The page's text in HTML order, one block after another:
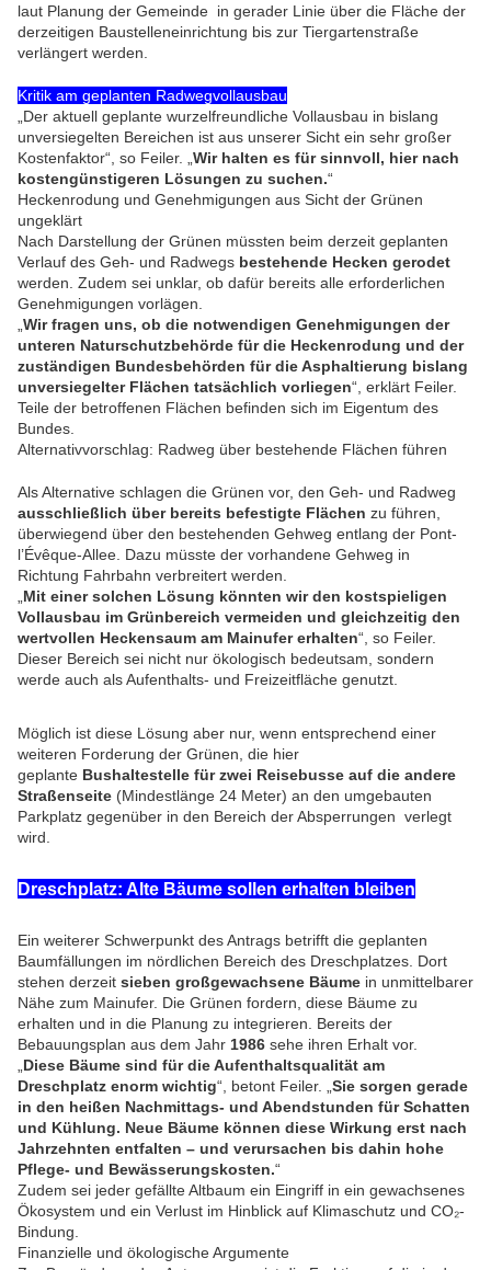
laut Planung der Gemeinde in gerader Linie über die Fläche der
derzeitigen Baustelleneinrichtung bis zur Tiergartenstraße
verlängert werden.
Kritik am geplanten Radwegvollausbau
„Der aktuell geplante wurzelfreundliche Vollausbau in bislang
unversiegelten Bereichen ist aus unserer Sicht ein sehr großer
Kostenfaktor“, so Feiler. „ Wir halten es für sinnvoll, hier nach
kostengünstigeren Lösungen zu suchen.“
Heckenrodung und Genehmigungen aus Sicht der Grünen
ungeklärt
Nach Darstellung der Grünen müssten beim derzeit geplanten
Verlauf des Geh- und Radwegs bestehende Hecken gerodet
werden. Zudem sei unklar, ob dafür bereits alle erforderlichen
Genehmigungen vorlägen.
Wir fragen uns, ob die notwendigen Genehmigungen der
unteren Naturschutzbehörde für die Heckenrodung und der
zuständigen Bundesbehörden für die Asphaltierung bislang
unversiegelter Flächen tatsächlich vorliegen“, erklärt Feiler.
Teile der betroffenen Flächen befinden sich im Eigentum des
Bundes.
Alternativvorschlag: Radweg über bestehende Flächen führen
Als Alternative schlagen die Grünen vor, den Geh- und Radweg
ausschließlich über bereits befestigte Flächen zu führen,
überwiegend über den bestehenden Gehweg entlang der Pont-
l’Évêque-Allee. Dazu müsste der vorhandene Gehweg in
Richtung Fahrbahn verbreitert werden.
Mit einer solchen Lösung könnten wir den kostspieligen
Vollausbau im Grünbereich vermeiden und gleichzeitig den
wertvollen Heckensaum am Mainufer erhalten“, so Feiler.
Dieser Bereich sei nicht nur ökologisch bedeutsam, sondern
werde auch als Aufenthalts- und Freizeitfläche genutzt.
Möglich ist diese Lösung aber nur, wenn entsprechend einer
weiteren Forderung der Grünen, die hier
geplante Bushaltestelle für zwei Reisebusse auf die andere
Straßenseite (Mindestlänge 24 Meter) an den umgebauten
Parkplatz gegenüber in den Bereich der Absperrungen verlegt
wird.
Dreschplatz: Alte Bäume sollen erhalten bleiben
Ein weiterer Schwerpunkt des Antrags betrifft die geplanten
Baumfällungen im nördlichen Bereich des Dreschplatzes. Dort
stehen derzeit sieben großgewachsene Bäume in unmittelbarer
Nähe zum Mainufer. Die Grünen fordern, diese Bäume zu
erhalten und in die Planung zu integrieren. Bereits der
Bebauungsplan aus dem Jahr 1986 sehe ihren Erhalt vor.
Diese Bäume sind für die Aufenthaltsqualität am
Dreschplatz enorm wichtig“, betont Feiler. „ Sie sorgen gerade
in den heißen Nachmittags- und Abendstunden für Schatten
und Kühlung. Neue Bäume können diese Wirkung erst nach
Jahrzehnten entfalten – und verursachen bis dahin hohe
Pflege- und Bewässerungskosten.“
Zudem sei jeder gefällte Altbaum ein Eingriff in ein gewachsenes
Ökosystem und ein Verlust im Hinblick auf Klimaschutz und CO₂-
Bindung.
Finanzielle und ökologische Argumente